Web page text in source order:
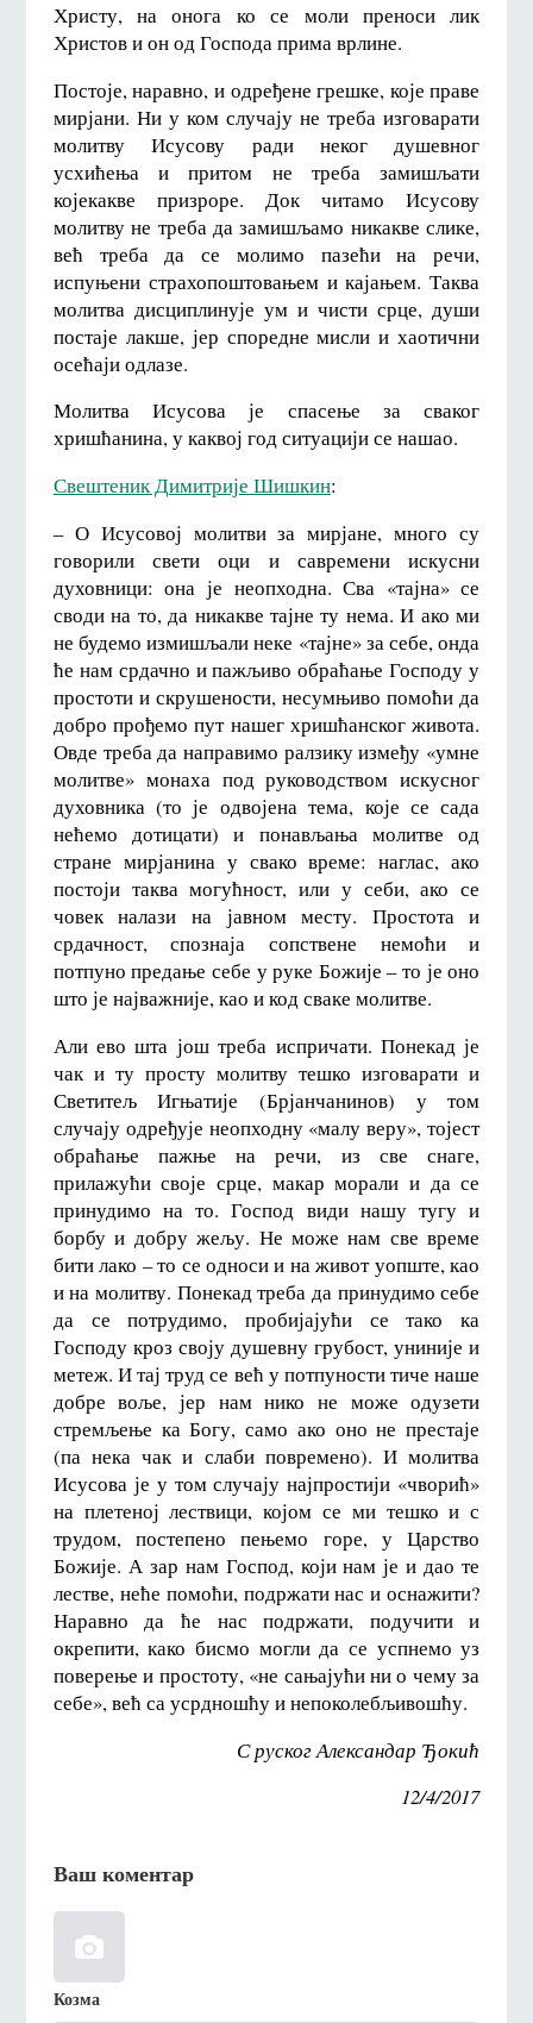
Христу, на онога ко се моли преноси лик
Христов и он од Господа прима врлине.
Постоје, наравно, и одређене грешке, које праве
мирјани. Ни у ком случају не треба изговарати
молитву Исусову ради неког душевног
усхићења и притом не треба замишљати
којекакве призроре. Док читамо Исусову
молитву не треба да замишљамо никакве слике,
већ треба да се молимо пазећи на речи,
испуњени страхопоштовањем и кајањем. Таква
молитва дисциплинује ум и чисти срце, души
постаје лакше, јер споредне мисли и хаотични
осећаји одлазе.
Молитва Исусова је спасење за сваког
хришћанина, у каквој год ситуацији се нашао.
Свештеник Димитрије Шишкин:
– О Исусовој молитви за мирјане, много су
говорили свети оци и савремени искусни
духовници: она је неопходна. Сва «тајна» се
своди на то, да никакве тајне ту нема. И ако ми
не будемо измишљали неке «тајне» за себе, онда
ће нам срдачно и пажљиво обраћање Господу у
простоти и скрушености, несумњиво помоћи да
добро прођемо пут нашег хришћанског живота.
Овде треба да направимо ралзику између «умне
молитве» монаха под руководством искусног
духовника (то је одвојена тема, које се сада
нећемо дотицати) и понављања молитве од
стране мирјанина у свако време: наглас, ако
постоји таква могућност, или у себи, ако се
човек налази на јавном месту. Простота и
срдачност, спознаја сопствене немоћи и
потпуно предање себе у руке Божије – то је оно
што је најважније, као и код сваке молитве.
Али ево шта још треба испричати. Понекад је
чак и ту просту молитву тешко изговарати и
Светитељ Игњатије (Брјанчанинов) у том
случају одређује неопходну «малу веру», тојест
обраћање пажње на речи, из све снаге,
прилажући своје срце, макар морали и да се
принудимо на то. Господ види нашу тугу и
борбу и добру жељу. Не може нам све време
бити лако – то се односи и на живот уопште, као
и на молитву. Понекад треба да принудимо себе
да се потрудимо, пробијајући се тако ка
Господу кроз своју душевну грубост, униније и
метеж. И тај труд се већ у потпуности тиче наше
добре воље, јер нам нико не може одузети
стремљење ка Богу, само ако оно не престаје
(па нека чак и слаби повремено). И молитва
Исусова је у том случају најпростији «чворић»
на плетеној лествици, којом се ми тешко и с
трудом, постепено пењемо горе, у Царство
Божије. А зар нам Господ, који нам је и дао те
лестве, неће помоћи, подржати нас и оснажити?
Наравно да ће нас подржати, подучити и
окрепити, како бисмо могли да се успнемо уз
поверење и простоту, «не сањајући ни о чему за
себе», већ са усрдношћу и непоколебљивошћу.
С руског Александар Ђокић
12/4/2017
Ваш коментар
Козма